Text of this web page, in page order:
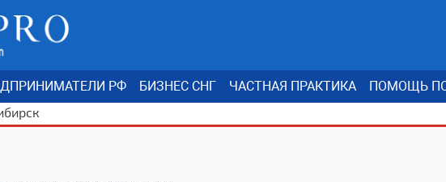
РФ БИЗНЕС СНГ ЧАСТНАЯ ПРАКТИКА
ПОМОЩЬ